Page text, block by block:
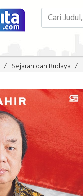
Sejarah dan Budaya